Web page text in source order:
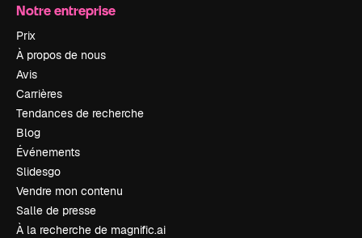
Notre entreprise
Prix
À propos de nous
Avis
Carrières
Tendances de recherche
Blog
Événements
Slidesgo
Vendre mon contenu
Salle de presse
À la recherche de magnific.ai